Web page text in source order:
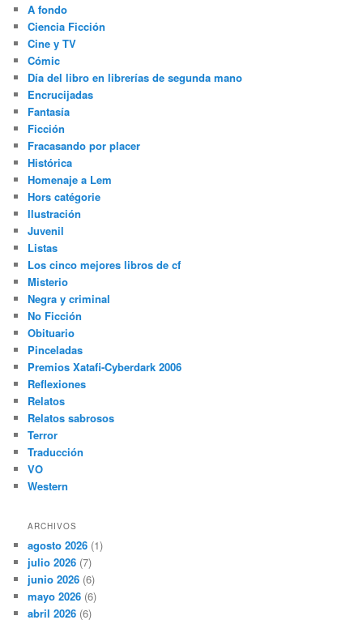
A fondo
Ciencia Ficción
Cine y TV
Cómic
Día del libro en librerías de segunda mano
Encrucijadas
Fantasía
Ficción
Fracasando por placer
Histórica
Homenaje a Lem
Hors catégorie
Ilustración
Juvenil
Listas
Los cinco mejores libros de cf
Misterio
Negra y criminal
No Ficción
Obituario
Pinceladas
Premios Xatafi-Cyberdark 2006
Reflexiones
Relatos
Relatos sabrosos
Terror
Traducción
VO
Western
ARCHIVOS
agosto 2026 (1)
julio 2026 (7)
junio 2026 (6)
mayo 2026 (6)
abril 2026 (6)